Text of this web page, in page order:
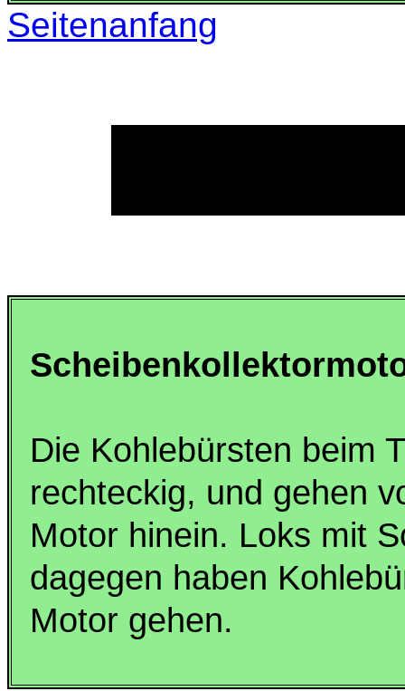
Seitenanfang
Die Kohlebürsten beim
rechteckig, und gehen
Motor hinein. Loks mit
dagegen haben
Motor gehen.